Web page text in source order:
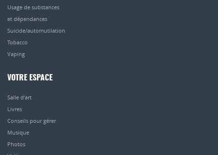
Usage de substances
et dépendances
Suicide/automutilation
Tobacco
Vaping
VOTRE ESPACE
Salle d’art
Livres
Conseils pour gérer
Musique
Photos